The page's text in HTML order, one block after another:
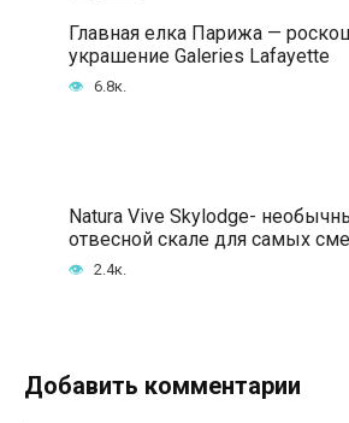
Главная елка Парижа —
украшение Galeries Lafayette
6.8к.
Natura Vive Skylodge-
отвесной скале для самых
2.4к.
Добавить комментарии